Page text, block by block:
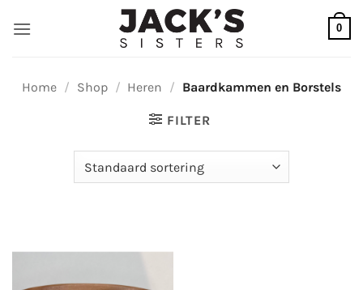
naar
0
Home / Shop / Heren / Baardkammen en Borstels
FILTER